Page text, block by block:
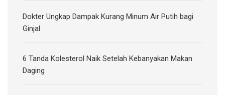
Dokter Ungkap Dampak Kurang Minum Air Putih bagi
Ginjal
6 Tanda Kolesterol Naik Setelah Kebanyakan Makan
Daging